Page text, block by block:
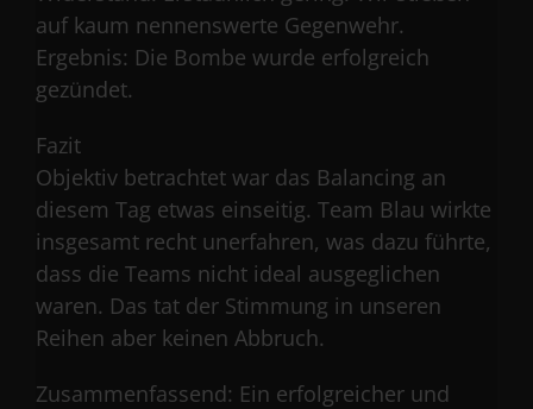
auf kaum nennenswerte Gegenwehr.
Ergebnis: Die Bombe wurde erfolgreich
gezündet.
Fazit
Objektiv betrachtet war das Balancing an
diesem Tag etwas einseitig. Team Blau wirkte
insgesamt recht unerfahren, was dazu führte,
dass die Teams nicht ideal ausgeglichen
waren. Das tat der Stimmung in unseren
Reihen aber keinen Abbruch.
Zusammenfassend: Ein erfolgreicher und